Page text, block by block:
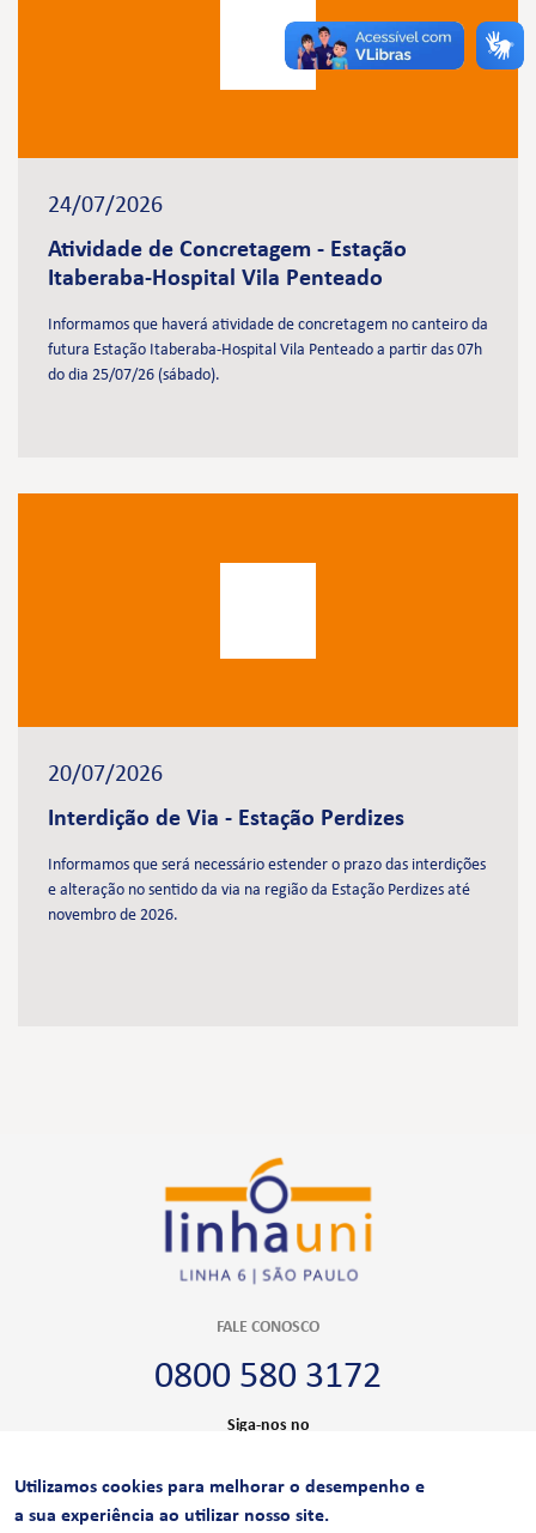
24/07/2026
Atividade de Concretagem - Estação
Itaberaba-Hospital Vila Penteado
Informamos que haverá atividade de concretagem no canteiro da
futura Estação Itaberaba-Hospital Vila Penteado a partir das 07h
do dia 25/07/26 (sábado).
20/07/2026
Interdição de Via - Estação Perdizes
Informamos que será necessário estender o prazo das interdições
e alteração no sentido da via na região da Estação Perdizes até
novembro de 2026.
FALE CONOSCO
0800 580 3172
Siga-nos no
CERTIFICAÇÕES
Utilizamos cookies para melhorar o desempenho e
a sua experiência ao utilizar nosso site.